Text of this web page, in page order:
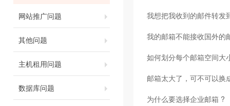
网站推广问题
其他问题
主机租用问题
数据库问题
我想把我收到的邮件转发
我的邮箱不能接收国外的
如何划分每个邮箱空间大
邮箱太大了，可不可以换
为什么要选择企业邮箱 ?